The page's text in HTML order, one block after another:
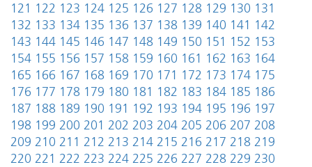
121 122 123 124 125 126 127 128 129 130 131
132 133 134 135 136 137 138 139 140 141 142
143 144 145 146 147 148 149 150 151 152 153
154 155 156 157 158 159 160 161 162 163 164
165 166 167 168 169 170 171 172 173 174 175
176 177 178 179 180 181 182 183 184 185 186
187 188 189 190 191 192 193 194 195 196 197
198 199 200 201 202 203 204 205 206 207 208
209 210 211 212 213 214 215 216 217 218 219
220 221 222 223 224 225 226 227 228 229 230